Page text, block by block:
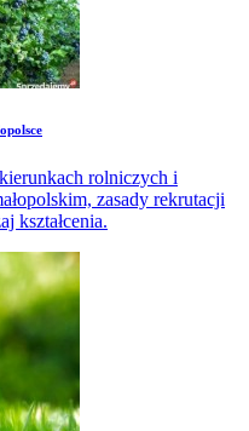
rolniczych i
zasady rekrutacji
kształcenia.